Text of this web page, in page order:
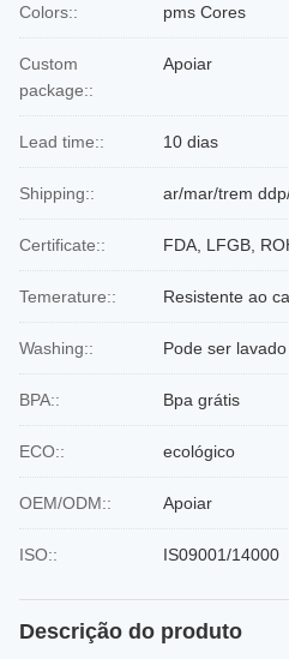
Colors:: pms Cores
Custom
package::
Apoiar
Lead time:: 10 dias
Shipping:: ar/mar/trem
Certificate:: FDA, LFGB,
Temerature:: Resistente ao
Washing:: Pode ser
BPA:: Bpa grátis
ECO:: ecológico
OEM/ODM:: Apoiar
ISO:: IS09001/14000
Descrição do produto